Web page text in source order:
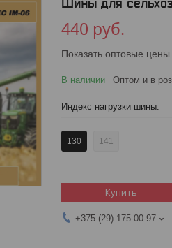
Шины для
440 руб.
Показать оптовые цены
В наличии Оптом и в
Индекс нагрузки шины:
130 141
Купить
+375 (29) 175-00-97